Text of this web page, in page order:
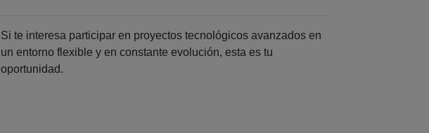
Si te interesa participar en proyectos tecnológicos avanzados en
un entorno flexible y en constante evolución, esta es tu
oportunidad.